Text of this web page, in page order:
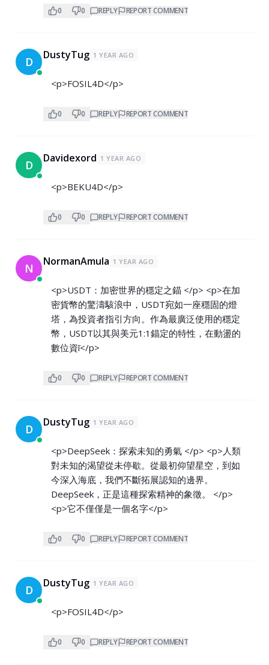
0 0 REPLY REPORT COMMENT
D DustyTug 1 YEAR AGO
<p>FOSIL4D</p>
0 0 REPLY REPORT COMMENT
D Davidexord 1 YEAR AGO
<p>BEKU4D</p>
0 0 REPLY REPORT COMMENT
N NormanAmula 1 YEAR AGO
<p>USDT：加密世界的穩定之錨 </p> <p>在加
密貨幣的驚濤駭浪中，USDT宛如一座穩固的燈
塔，為投資者指引方向。作為最廣泛使用的穩定
幣，USDT以其與美元1:1錨定的特性，在動盪的
數位資ī</p>
0 0 REPLY REPORT COMMENT
D DustyTug 1 YEAR AGO
<p>DeepSeek：探索未知的勇氣 </p> <p>人類
對未知的渴望從未停歇。從最初仰望星空，到如
今深入海底，我們不斷拓展認知的邊界。
DeepSeek，正是這種探索精神的象徵。 </p>
<p>它不僅僅是一個名字</p>
0 0 REPLY REPORT COMMENT
D DustyTug 1 YEAR AGO
<p>FOSIL4D</p>
0 0 REPLY REPORT COMMENT